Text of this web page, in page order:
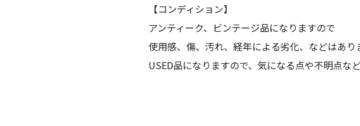
【コンディション】
アンティーク、ビンテージ品になりますので
使用感、傷、汚れ、経年による劣化、などはあり
USED品になりますので、気になる点や不明点な